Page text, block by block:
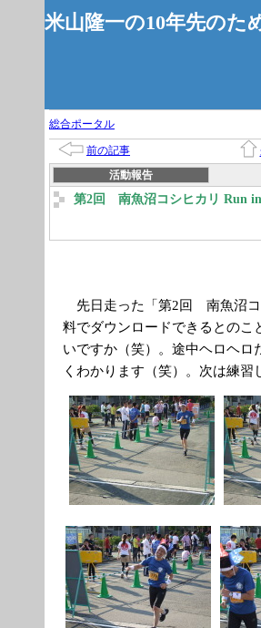
米山隆一の10年先のた
総合ポータル
前の記事
活動報告
第2回 南魚沼コシヒカリ Run
先日走った「第2回 南魚沼コ
料でダウンロードできるとのこ
いですか（笑）。途中ヘロヘロ
くわかります（笑）
。次は練習